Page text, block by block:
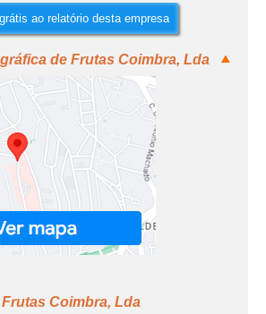
ao relatório desta empresa
de Frutas Coimbra, Lda
Coimbra, Lda